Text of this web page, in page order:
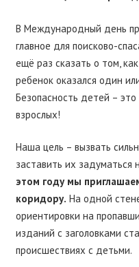
В Международный день
главное для поисково-
ещё раз сказать о том,
ребенок оказался один
Безопасность детей –
взрослых!
Наша цель – вызвать
заставить их задуматься
этом году мы
коридору. На одной
ориентировки на
изданий с заголовками
происшествиях с детьми.